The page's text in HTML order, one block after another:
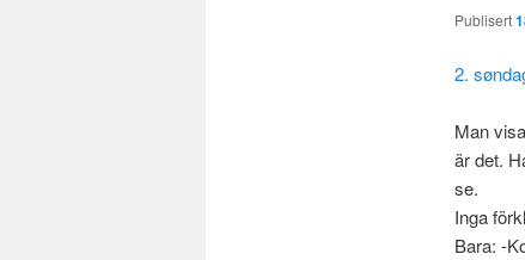
Publisert
2.
Man
är det.
se.
Inga
Bara: -